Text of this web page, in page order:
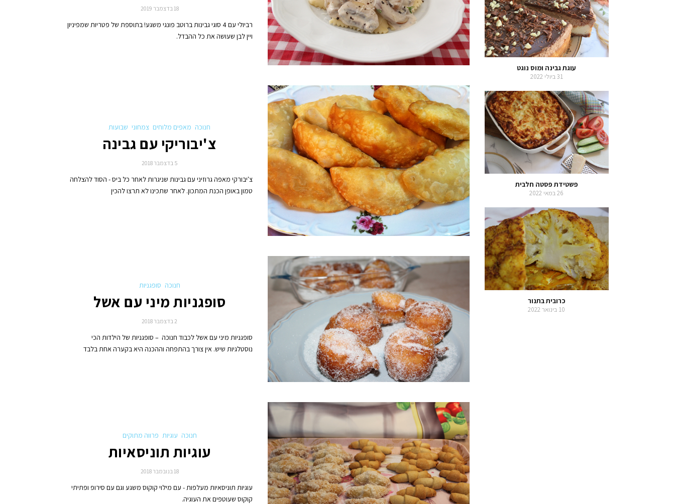
18 בדצמבר 2019
רביולי עם 4 סוגי גבינות ברוטב פונגי משגע! בתוספת של פטריות שמפיניון
ויין לבן שעושה את כל ההבדל.
חנוכה מאפים מלוחים צמחוני שבועות
צ'יבוריקי עם גבינה
5 בדצמבר 2018
צ'יבורקי מאפה גרוזיני עם גבינות שניגרות לאחר כל ביס - הסוד להצלחה
טמון באופן הכנת המתכון. לאחר שתכינו לא תרצו להכין
חנוכה סופגניות
סופגניות מיני עם אשל
2 בדצמבר 2018
סופגניות מיני עם אשל לכבוד חנוכה – סופגניות של הילדות הכי
נוסטלגיות שיש. אין צורך בהתפחה וההכנה היא בקערה אחת בלבד
חנוכה עוגיות פרווה מתוקים
עוגיות תוניסאיות
18 בנובמבר 2018
עוגיות תוניסאיות מעלפות - עם מילוי קוקוס משגע וגם עם סירופ ופתיתי
קוקוס שעוטפים את העוגיה.
עוגת גבינה ומוס נוגט
31 ביולי 2022
פשטידת פסטה חלבית
26 במאי 2022
כרובית בתנור
10 בינואר 2022